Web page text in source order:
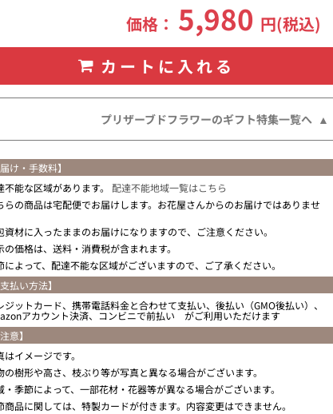
価格： 5,980 円(税込)
カートに入れる
プリザーブドフラワーのギフト特集一覧へ
届け・手数料】
不能な区域があります。 配達不能地域一覧はこちら
らの商品は宅配便でお届けします。お花屋さんからのお届けではありませ
資材に入ったままのお届けになりますので、ご注意ください。
の価格は、送料・消費税が含まれます。
によって、配達不能な区域がございますので、ご了承ください。
支払い方法】
ジットカード、携帯電話料金と合わせて支払い、後払い（GMO後払い）、
アカウント決済、コンビニで前払い がご利用いただけます
意】
はイメージです。
の樹形や高さ、枝ぶり等が写真と異なる場合がございます。
・季節によって、一部花材・花器等が異なる場合がございます。
商品に関しては、特製カードが付きます。内容変更はできません。